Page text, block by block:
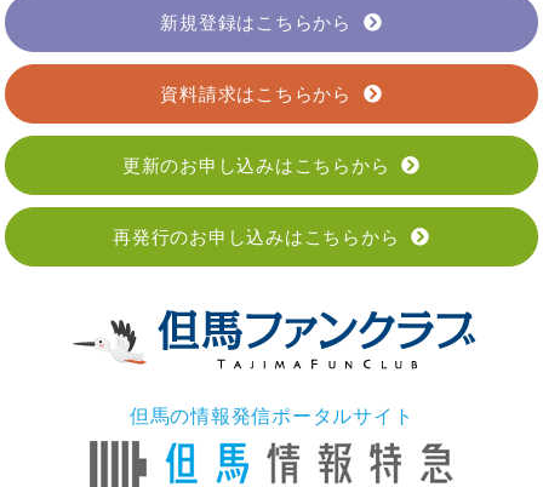
新規登録はこちらから
資料請求はこちらから
更新のお申し込みはこちらから
再発行のお申し込みはこちらから
但馬の情報発信ポータルサイト